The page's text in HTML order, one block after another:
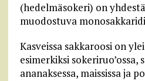
(hedelmäsokeri) on
muodostuva
Kasveissa sakkaroosi on
esimerkiksi sokeriruo’ossa,
ananaksessa, maississa ja